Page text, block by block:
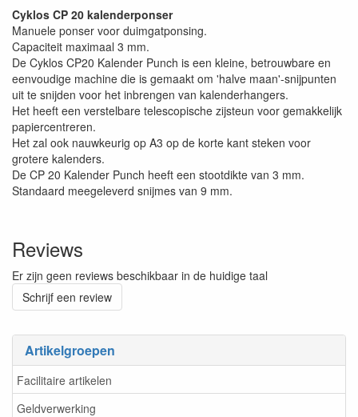
Artikelgroepen
Facilitaire artikelen
Geldverwerking
Cyklos CP 20 kalenderponser
Manuele ponser voor duimgatponsing.
Capaciteit maximaal 3 mm.
De Cyklos CP20 Kalender Punch is een kleine, betrouwbare en
eenvoudige machine die is gemaakt om 'halve maan'-snijpunten
uit te snijden voor het inbrengen van kalenderhangers.
Het heeft een verstelbare telescopische zijsteun voor gemakkelijk
papiercentreren.
Het zal ook nauwkeurig op A3 op de korte kant steken voor
grotere kalenders.
De CP 20 Kalender Punch heeft een stootdikte van 3 mm.
Standaard meegeleverd snijmes van 9 mm.
Reviews
Er zijn geen reviews beschikbaar in de huidige taal
Schrijf een review